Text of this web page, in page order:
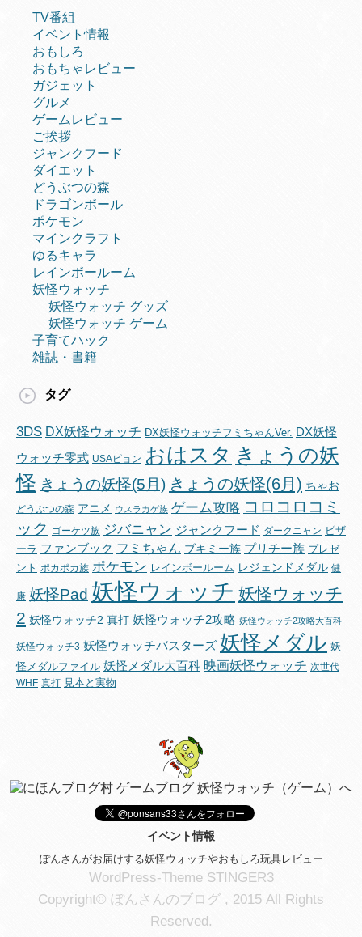
TV番組
イベント情報
おもしろ
おもちゃレビュー
ガジェット
グルメ
ゲームレビュー
ご挨拶
ジャンクフード
ダイエット
どうぶつの森
ドラゴンボール
ポケモン
マインクラフト
ゆるキャラ
レインボールーム
妖怪ウォッチ
妖怪ウォッチ グッズ
妖怪ウォッチ ゲーム
子育てハック
雑誌・書籍
タグ
3DS DX妖怪ウォッチ DX妖怪ウォッチフミちゃんVer. DX妖怪
ウォッチ零式 USAピョン おはスタ きょうの妖
怪 きょうの妖怪(5月) きょうの妖怪(6月) ちゃお
どうぶつの森 アニメ ウスラカゲ族 ゲーム攻略 コロコロコミ
ック ゴーケツ族 ジバニャン ジャンクフード ダークニャン ピザ
ーラ ファンブック フミちゃん ブキミー族 プリチー族 プレゼ
ント ポカポカ族 ポケモン レインボールーム レジェンドメダル 健
康 妖怪Pad 妖怪ウォッチ 妖怪ウォッチ
2 妖怪ウォッチ2 真打 妖怪ウォッチ2攻略 妖怪ウォッチ2攻略大百科
妖怪ウォッチ3 妖怪ウォッチバスターズ 妖怪メダル 妖
怪メダルファイル 妖怪メダル大百科 映画妖怪ウォッチ 次世代
WHF 真打 見本と実物
イベント情報
ぽんさんがお届けする妖怪ウォッチやおもしろ玩具レビュー
WordPress-Theme STINGER3
Copyright© ぽんさんのブログ , 2015 All Rights
Reserved.